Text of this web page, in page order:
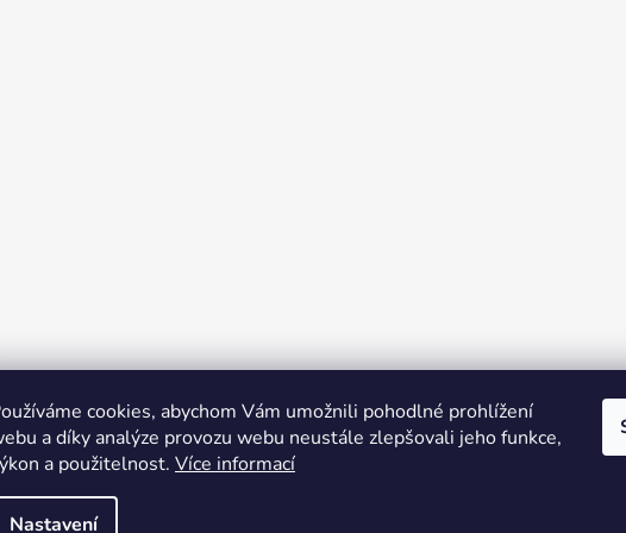
cookies, abychom Vám umožnili pohodlné prohlížení
a díky analýze provozu webu neustále zlepšovali jeho funkce,
a použitelnost. Více informací
Nastavení
vyhrazena.